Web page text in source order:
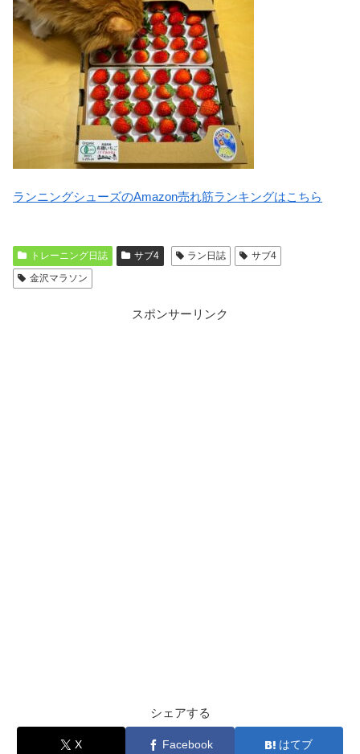
ランニングシューズのAmazon売れ筋ランキングはこちら
トレーニング日誌 サブ4 ラン日誌
サブ4
金沢マラソン
スポンサーリンク
シェアする
X Facebook はてブ